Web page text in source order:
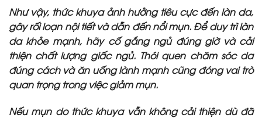
Như vậy, thức khuya ảnh hưởng tiêu cực đến làn da,
gây rối loạn nội tiết và dẫn đến nổi mụn. Để duy trì làn
da khỏe mạnh, hãy cố gắng ngủ đúng giờ và cải
thiện chất lượng giấc ngủ. Thói quen chăm sóc da
đúng cách và ăn uống lành mạnh cũng đóng vai trò
quan trọng trong việc giảm mụn.
Nếu mụn do thức khuya vẫn không cải thiện dù đã